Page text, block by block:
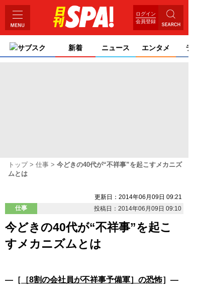
ログイン
会員登録
サブスク 新着 ニュース エンタメ ライ
トップ 仕事
今どきの40代が“不祥事”を起こすメカニズ
ムとは
更新日：2014年06月09日 09:21
仕事
投稿日：2014年06月09日 09:10
今どきの40代が“不祥事”を起こ
すメカニズムとは
―［ ［8割の会社員が不祥事予備軍］の恐怖］―